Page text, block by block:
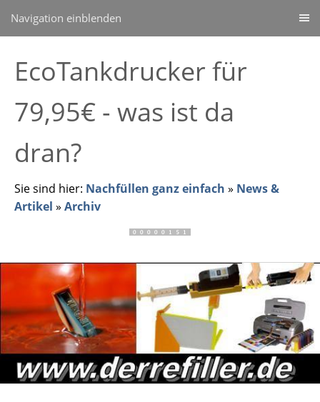
Navigation einblenden
EcoTankdrucker für
79,95€ - was ist da
dran?
Sie sind hier: Nachfüllen ganz einfach » News &
Artikel » Archiv